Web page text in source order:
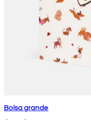
Bolsa grande